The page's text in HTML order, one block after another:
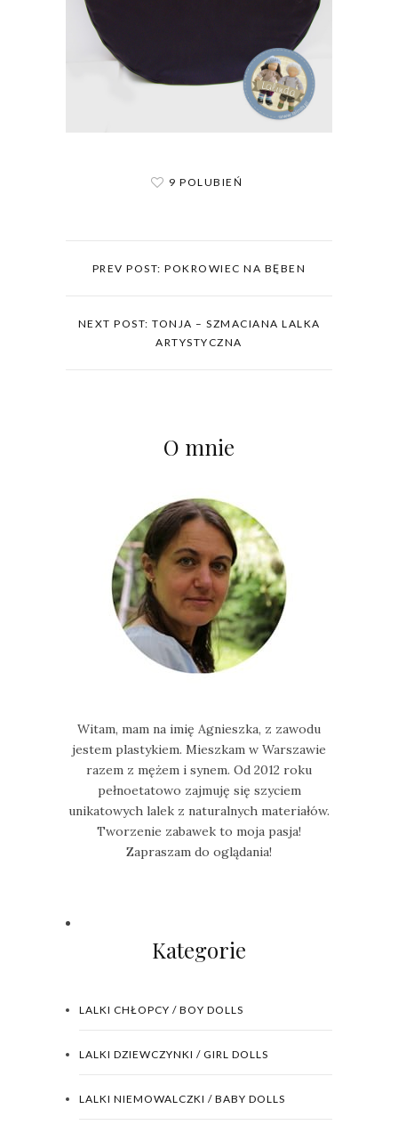
9 POLUBIEŃ
PREV POST: POKROWIEC NA BĘBEN
NEXT POST: TONJA – SZMACIANA LALKA
ARTYSTYCZNA
O mnie
Witam, mam na imię Agnieszka, z zawodu
jestem plastykiem. Mieszkam w Warszawie
razem z mężem i synem. Od 2012 roku
pełnoetatowo zajmuję się szyciem
unikatowych lalek z naturalnych materiałów.
Tworzenie zabawek to moja pasja!
Zapraszam do oglądania!
Kategorie
LALKI CHŁOPCY / BOY DOLLS
LALKI DZIEWCZYNKI / GIRL DOLLS
LALKI NIEMOWALCZKI / BABY DOLLS